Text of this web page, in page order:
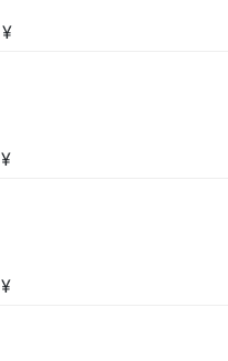
¥
¥
¥